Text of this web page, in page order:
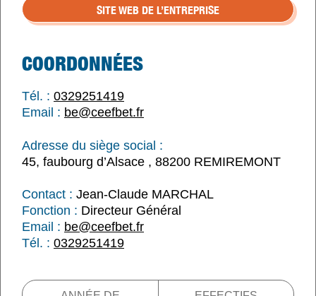
SITE WEB DE L’ENTREPRISE
COORDONNÉES
Tél. : 0329251419
Email : be@ceefbet.fr
Adresse du siège social :
45, faubourg d’Alsace , 88200 REMIREMONT
Contact : Jean-Claude MARCHAL
Fonction : Directeur Général
Email : be@ceefbet.fr
Tél. : 0329251419